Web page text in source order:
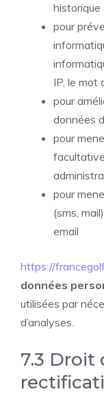
historique
pour
IP, le mot
pour
données
pour
pour
(sms,
email
https://
données
utilisées par
d’analyses.
7.3 Droit